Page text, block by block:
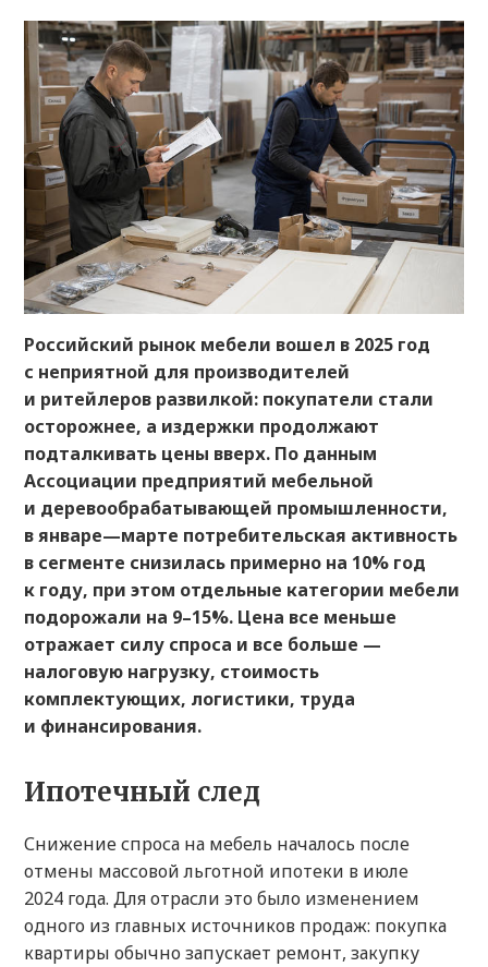
Российский рынок мебели вошел в 2025 год
с неприятной для производителей
и ритейлеров развилкой: покупатели стали
осторожнее, а издержки продолжают
подталкивать цены вверх. По данным
Ассоциации предприятий мебельной
и деревообрабатывающей промышленности,
в январе—марте потребительская активность
в сегменте снизилась примерно на 10% год
к году, при этом отдельные категории мебели
подорожали на 9–15%. Цена все меньше
отражает силу спроса и все больше —
налоговую нагрузку, стоимость
комплектующих, логистики, труда
и финансирования.
Ипотечный след
Снижение спроса на мебель началось после
отмены массовой льготной ипотеки в июле
2024 года. Для отрасли это было изменением
одного из главных источников продаж: покупка
квартиры обычно запускает ремонт, закупку